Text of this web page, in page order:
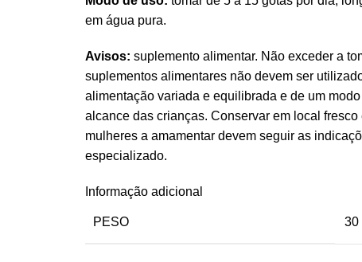
em água pura.
Avisos: suplemento alimentar. Não exceder a
suplementos alimentares não devem ser
alimentação variada e equilibrada e de um
alcance das crianças. Conservar em local
mulheres a amamentar devem seguir as
especializado.
Informação adicional
PESO 30